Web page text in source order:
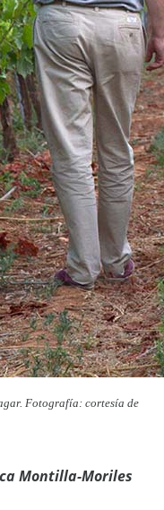
Fotografía: cortesía de
Montilla-Moriles